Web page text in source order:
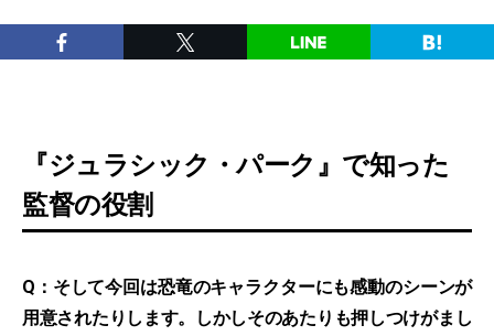
『ジュラシック・パーク』で知った
監督の役割
Q：そして今回は恐竜のキャラクターにも感動のシーンが
用意されたりします。しかしそのあたりも押しつけがまし